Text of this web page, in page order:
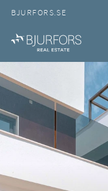
BJURFORS.SE
Búsqueda